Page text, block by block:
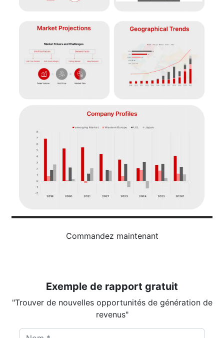
Commandez maintenant
Exemple de rapport gratuit
"Trouver de nouvelles opportunités de génération de
revenus"